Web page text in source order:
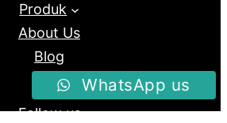
Produk
About Us
Blog
Follow us
WhatsApp us